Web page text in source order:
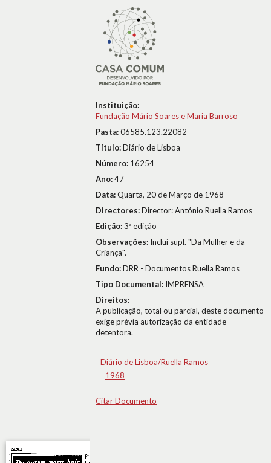
Instituição:
Fundação Mário Soares e Maria Barroso
Pasta:06585.123.22082
Título:Diário de Lisboa
Número: 16254
Ano:47
Data:Quarta, 20 de Março de 1968
Directores:Director: António Ruella Ramos
Edição:3ª edição
Observações: Inclui supl. "Da Mulher e da
Criança".
Fundo:DRR - Documentos Ruella Ramos
Tipo Documental: IMPRENSA
Direitos:
A publicação, total ou parcial, deste documento
exige prévia autorização da entidade
detentora.
Diário de Lisboa/Ruella Ramos
1968
Citar Documento